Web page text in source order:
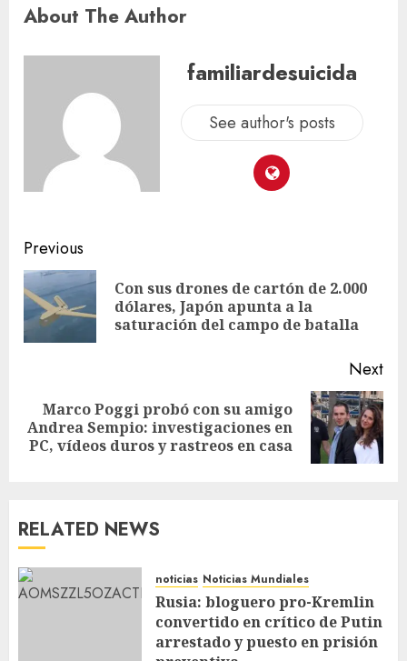
About The Author
familiardesuicida
See author's posts
Previous
Con sus drones de cartón de 2.000
dólares, Japón apunta a la
saturación del campo de batalla
Next
Marco Poggi probó con su amigo
Andrea Sempio: investigaciones en
PC, vídeos duros y rastreos en casa
RELATED NEWS
noticias Noticias Mundiales
Rusia: bloguero pro-Kremlin
convertido en crítico de Putin
arrestado y puesto en prisión